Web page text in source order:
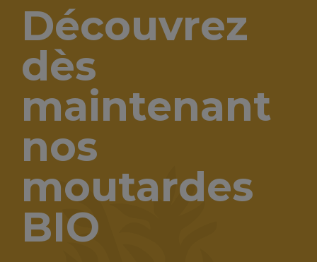
Découvrez
dès
maintenant
nos
moutardes
BIO